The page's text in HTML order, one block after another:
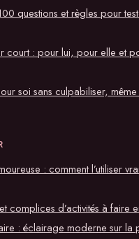
questions et règles pour
court : pour lui, pour elle et
soi sans culpabiliser,
: comment l’utiliser
complices d’activités à faire
: éclairage moderne sur la